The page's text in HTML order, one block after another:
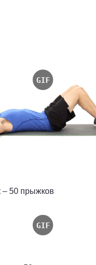
50 прыжков